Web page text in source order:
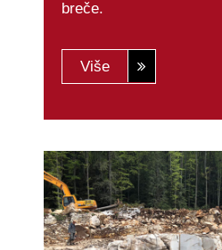
breče.
Više